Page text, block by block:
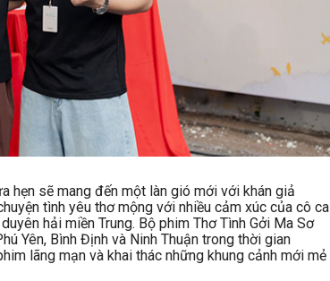
hẹn sẽ mang đến một làn gió mới với khán giả
tình yêu thơ mộng với nhiều cảm xúc của cô ca
hải miền Trung. Bộ phim Thơ Tình Gởi Ma Sơ
Yên, Bình Định và Ninh Thuận trong thời gian
lãng mạn và khai thác những khung cảnh mới mẻ